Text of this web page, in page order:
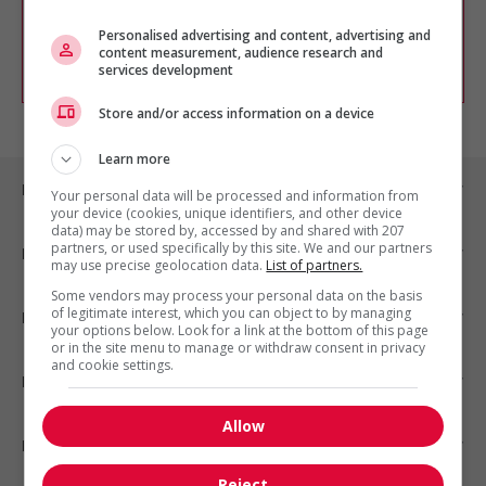
d'intérêt en emploi en vousinscrivant
comme membre Jobboom.
Emplois par ville
Emplois par secteur
Emplois par statut
Emplois par type
Nos suggestions
Personalised advertising and content, advertising and
content measurement, audience research and
services development
Store and/or access information on a device
Learn more
Your personal data will be processed and information from
your device (cookies, unique identifiers, and other device
data) may be stored by, accessed by and shared with 207
partners, or used specifically by this site. We and our partners
may use precise geolocation data. List of partners.
Some vendors may process your personal data on the basis
of legitimate interest, which you can object to by managing
your options below. Look for a link at the bottom of this page
or in the site menu to manage or withdraw consent in privacy
and cookie settings.
Allow